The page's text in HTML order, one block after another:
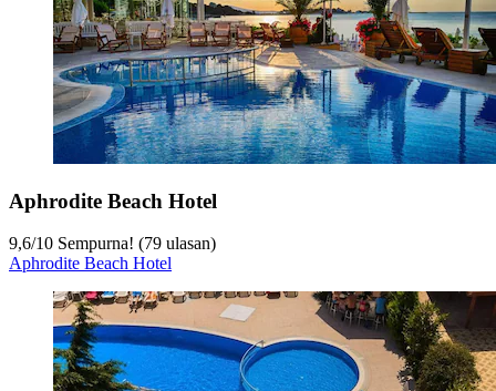
Aphrodite Beach Hotel
9,6/10 Sempurna! (79 ulasan)
Aphrodite Beach Hotel